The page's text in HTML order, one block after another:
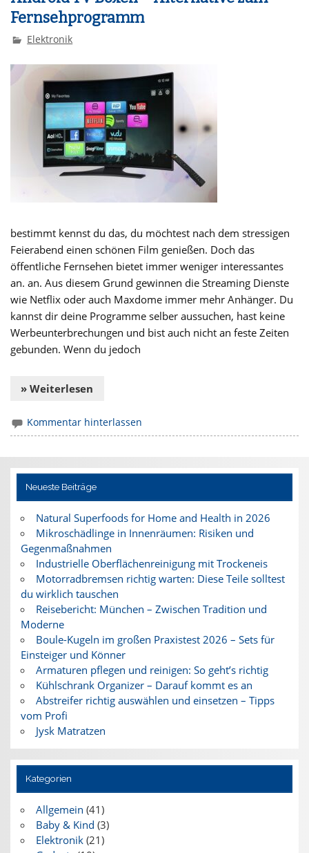
Fernsehprogramm
Elektronik
bestimmt kennst du das, du möchtest nach dem stressigen
Feierabend einen schönen Film genießen. Doch das
öffentliche Fernsehen bietet immer weniger interessantes
an. an. Aus diesem Grund gewinnen die Streaming Dienste
wie Netflix oder auch Maxdome immer mehr Anhänger. Du
kannst dir deine Programme selber aussuchen, hast keine
Werbeunterbrechungen und bist auch nicht an feste Zeiten
gebunden. Wenn du jedoch
» Weiterlesen
Kommentar hinterlassen
Neueste Beiträge
Natural Superfoods for Home and Health in 2026
Mikroschädlinge in Innenräumen: Risiken und
Gegenmaßnahmen
Industrielle Oberflächenreinigung mit Trockeneis
Motorradbremsen richtig warten: Diese Teile solltest
du wirklich tauschen
Reisebericht: München – Zwischen Tradition und
Moderne
Boule-Kugeln im großen Praxistest 2026 – Sets für
Einsteiger und Könner
Armaturen pflegen und reinigen: So geht’s richtig
Kühlschrank Organizer – Darauf kommt es an
Abstreifer richtig auswählen und einsetzen – Tipps
vom Profi
Jysk Matratzen
Kategorien
Allgemein (41)
Baby & Kind (3)
Elektronik(21)